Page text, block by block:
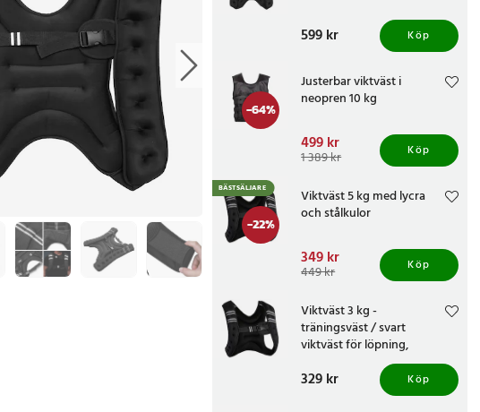
Pris:599 kr
599 kr Köp
-64%
Justerbar viktväst i
neopren 10 kg
Nuvarande pris:
499 krTidigare pris :1 389 kr
499 kr
1 389 kr Köp
-22%
BÄSTSÄLJARE
Viktväst 5 kg med lycra
och stålkulor
Nuvarande pris:
349 krTidigare pris :449 kr
349 kr
449 kr Köp
Viktväst 3 kg -
träningsväst / svart
viktväst för löpning,
styrketräning
Pris:329 kr
329 kr Köp